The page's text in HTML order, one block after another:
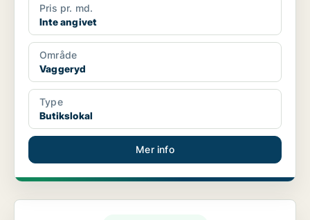
Pris pr. md.
Inte angivet
Område
Vaggeryd
Type
Butikslokal
Mer info